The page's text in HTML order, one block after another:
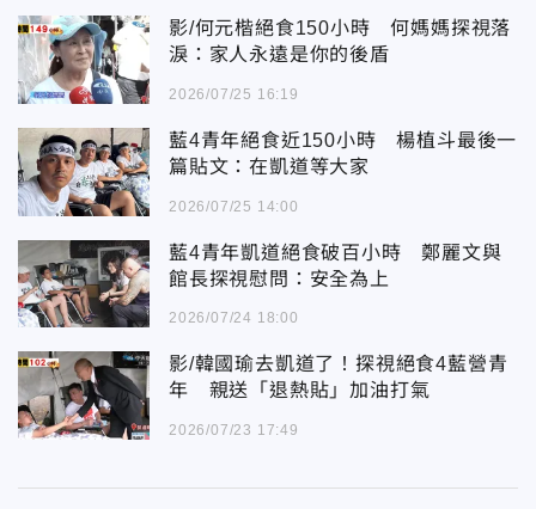
影/何元楷絕食150小時 何媽媽探視落
淚：家人永遠是你的後盾
2026/07/25 16:19
藍4青年絕食近150小時 楊植斗最後一
篇貼文：在凱道等大家
2026/07/25 14:00
藍4青年凱道絕食破百小時 鄭麗文與
館長探視慰問：安全為上
2026/07/24 18:00
影/韓國瑜去凱道了！探視絕食4藍營青
年 親送「退熱貼」加油打氣
2026/07/23 17:49